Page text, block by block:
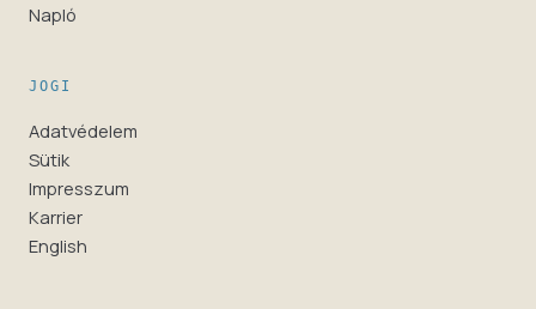
Napló
JOGI
Adatvédelem
Sütik
Impresszum
Karrier
English